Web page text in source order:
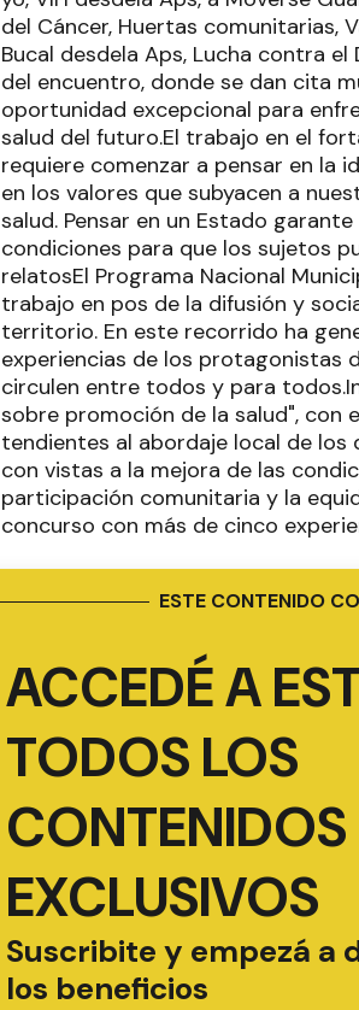
del Cáncer, Huertas comunitarias,
Bucal desdela Aps, Lucha contra
del encuentro, donde se dan cita
oportunidad excepcional para
salud del futuro.El trabajo en el
requiere comenzar a pensar en la
en los valores que subyacen a
salud. Pensar en un Estado
condiciones para que los sujetos
relatosEl Programa Nacional
trabajo en pos de la difusión y
territorio. En este recorrido ha
experiencias de los protagonistas
circulen entre todos y para
sobre promoción de la salud", con
tendientes al abordaje local de
con vistas a la mejora de las
participación comunitaria y la
concurso con más de cinco
ESTE CONTENIDO
ACCEDÉ A
TODOS LOS
CONTENIDOS
EXCLUSIVOS
Suscribite y empezá a
los beneficios